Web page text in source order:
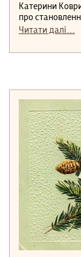
Катерини
про
Читати далі…